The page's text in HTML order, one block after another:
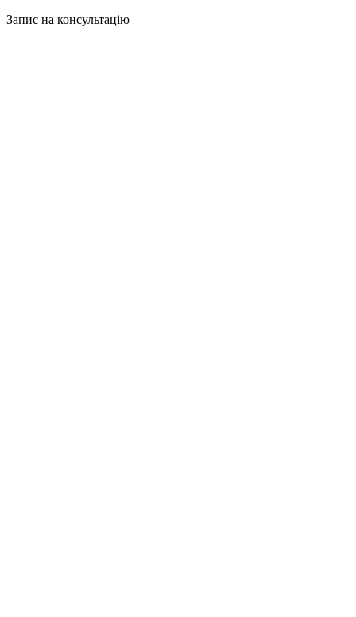
Запис на консультацію